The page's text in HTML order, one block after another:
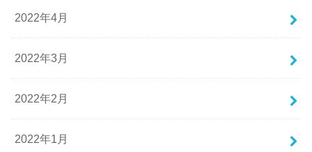
2022年4月
2022年3月
2022年2月
2022年1月